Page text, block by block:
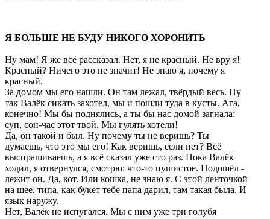
Я БОЛЬШЕ НЕ БУДУ НИКОГО ХОРОНИТЬ
Ну мам! Я же всё рассказал. Нет, я не красный. Не вру я!
Красный? Ничего это не значит! Не знаю я, почему я
красный.
За домом мы его нашли. Он там лежал, твёрдый весь. Ну
так Валёк сикать захотел, мы и пошли туда в кусты. Ага,
конечно! Мы бы поднялись, а ты бы нас домой загнала:
суп, сон-час этот твой. Мы гулять хотели!
Да, он такой и был. Ну почему ты не веришь? Ты
думаешь, что это мы его! Как веришь, если нет? Всё
выспрашиваешь, а я всё сказал уже сто раз. Пока Валёк
ходил, я отвернулся, смотрю: что-то пушистое. Подошёл -
лежит он. Да, кот. Или кошка, не знаю я. С этой ленточкой
на шее, типа, как букет тебе папа дарил, там такая была. И
язык наружу.
Нет, Валёк не испугался. Мы с ним уже три голубя